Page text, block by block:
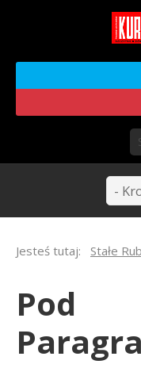
Jesteś tutaj: Stałe
Pod